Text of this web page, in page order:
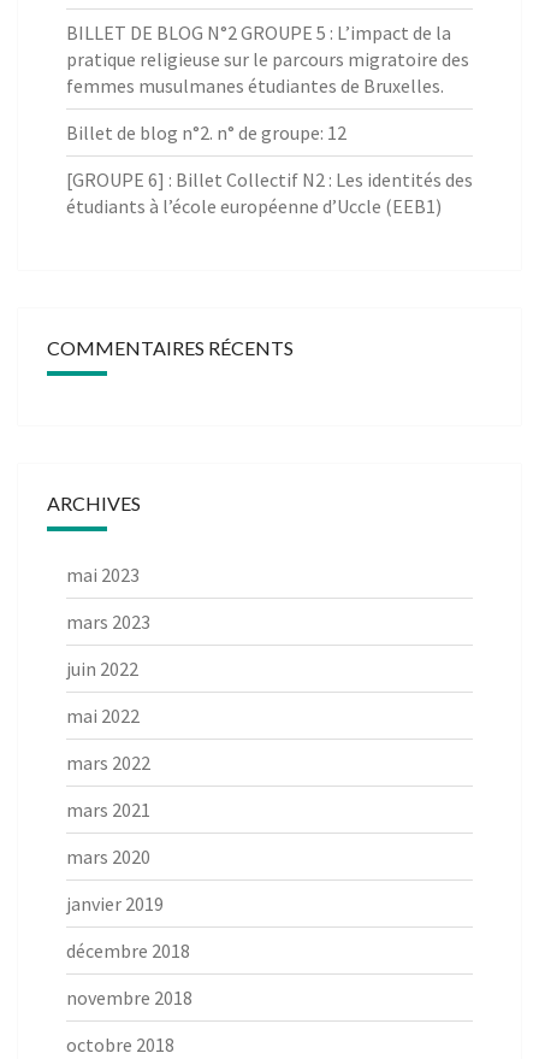
BILLET DE BLOG N°2 GROUPE 5 : L’impact de la
pratique religieuse sur le parcours migratoire des
femmes musulmanes étudiantes de Bruxelles.
Billet de blog n°2. n° de groupe: 12
[GROUPE 6] : Billet Collectif N2 : Les identités des
étudiants à l’école européenne d’Uccle (EEB1)
COMMENTAIRES RÉCENTS
ARCHIVES
mai 2023
mars 2023
juin 2022
mai 2022
mars 2022
mars 2021
mars 2020
janvier 2019
décembre 2018
novembre 2018
octobre 2018